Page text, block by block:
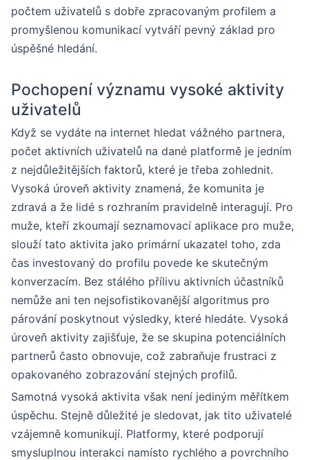
počtem uživatelů s dobře zpracovaným profilem a
promyšlenou komunikací vytváří pevný základ pro
úspěšné hledání.
Pochopení významu vysoké aktivity
uživatelů
Když se vydáte na internet hledat vážného partnera,
počet aktivních uživatelů na dané platformě je jedním
z nejdůležitějších faktorů, které je třeba zohlednit.
Vysoká úroveň aktivity znamená, že komunita je
zdravá a že lidé s rozhraním pravidelně interagují. Pro
muže, kteří zkoumají seznamovací aplikace pro muže,
slouží tato aktivita jako primární ukazatel toho, zda
čas investovaný do profilu povede ke skutečným
konverzacím. Bez stálého přílivu aktivních účastníků
nemůže ani ten nejsofistikovanější algoritmus pro
párování poskytnout výsledky, které hledáte. Vysoká
úroveň aktivity zajišťuje, že se skupina potenciálních
partnerů často obnovuje, což zabraňuje frustraci z
opakovaného zobrazování stejných profilů.
Samotná vysoká aktivita však není jediným měřítkem
úspěchu. Stejně důležité je sledovat, jak tito uživatelé
vzájemně komunikují. Platformy, které podporují
smysluplnou interakci namísto rychlého a povrchního